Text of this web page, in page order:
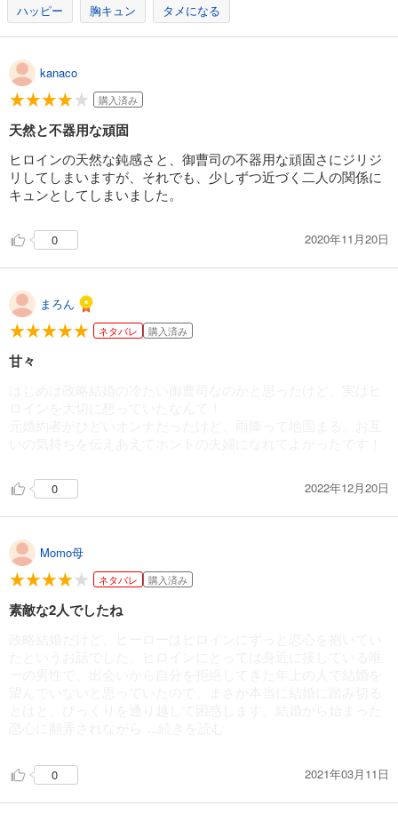
ハッピー 胸キュン タメになる
kanaco
購入済み
天然と不器用な頑固
ヒロインの天然な鈍感さと、御曹司の不器用な頑固さにジリジ
リしてしまいますが、それでも、少しずつ近づく二人の関係に
キュンとしてしまいました。
0 2020年11月20日
まろん
ネタバレ 購入済み
甘々
0 2022年12月20日
Momo母
ネタバレ 購入済み
素敵な2人でしたね
0 2021年03月11日